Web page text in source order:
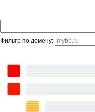
Фильтр по домену: